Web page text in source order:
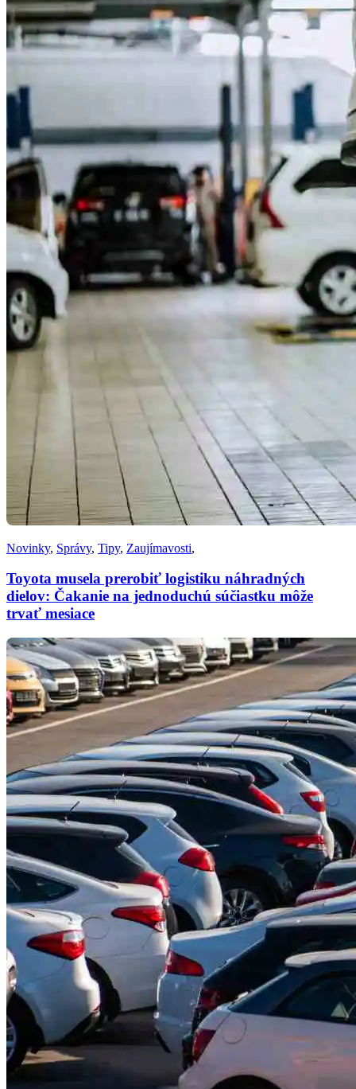
Novinky, Správy, Tipy, Zaujímavosti,
Toyota musela prerobiť logistiku náhradných
dielov: Čakanie na jednoduchú súčiastku môže
trvať mesiace